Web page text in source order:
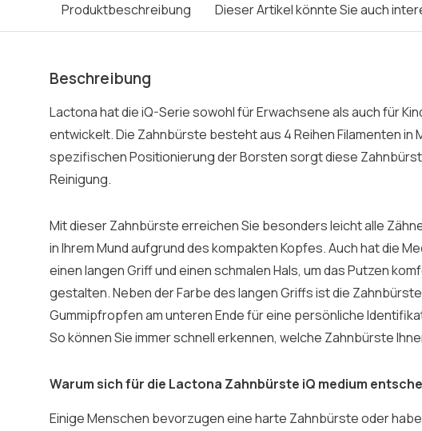
Produktbeschreibung Dieser Artikel könnte Sie auch
Beschreibung
Lactona hat die iQ-Serie sowohl für Erwachsene als auch für
entwickelt. Die Zahnbürste besteht aus 4 Reihen Filamenten in
spezifischen Positionierung der Borsten sorgt diese
Reinigung.
Mit dieser Zahnbürste erreichen Sie besonders leicht alle
in Ihrem Mund aufgrund des kompakten Kopfes. Auch hat die
einen langen Griff und einen schmalen Hals, um das Putzen
gestalten. Neben der Farbe des langen Griffs ist die
Gummipfropfen am unteren Ende für eine persönliche
So können Sie immer schnell erkennen, welche Zahnbürste
Warum sich für die Lactona Zahnbürste iQ medium
Einige Menschen bevorzugen eine harte Zahnbürste oder